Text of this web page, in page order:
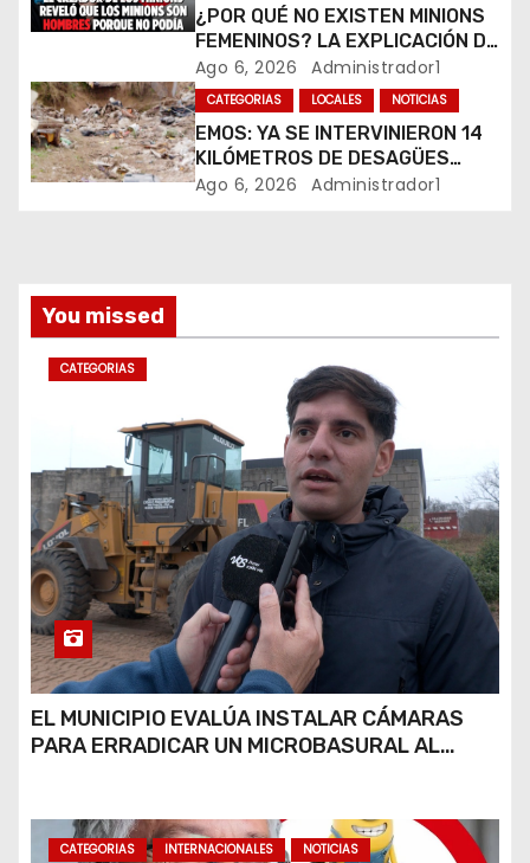
t
r
a
d
¿POR QUÉ NO EXISTEN MINIONS
FEMENINOS? LA EXPLICACIÓN DE
SU CREADOR QUE VOLVIÓ A
VIRALIZARSE
Ago 6, 2026 Administrador1
CATEGORIAS LOCALES NOTICIAS
EMOS: YA SE INTERVINIERON 14
KILÓMETROS DE DESAGÜES
PLUVIALES
Ago 6, 2026 Administrador1
You missed
CATEGORIAS
EL MUNICIPIO EVALÚA INSTALAR CÁMARAS
PARA ERRADICAR UN MICROBASURAL AL
CATEGORIAS INTERNACIONALES NOTICIAS